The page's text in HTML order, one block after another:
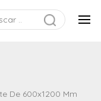
De 600x1200 Mm